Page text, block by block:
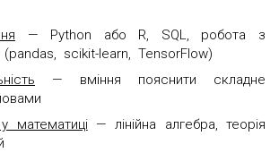
— Python або R, SQL, робота з
(pandas, scikit-learn, TensorFlow)
— вміння пояснити складне
математиці— лінійна алгебра, теорія